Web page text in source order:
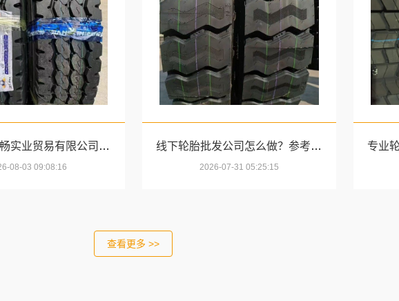
湖北省腾冠畅实业贸易有限公司-推荐轮胎批发公司功能
08-03 09:08:16
线下轮胎批发公司怎么做？参考湖北省腾冠畅实业贸易有限公司模式
2026-07-31 05:25:15
查看更多 >>